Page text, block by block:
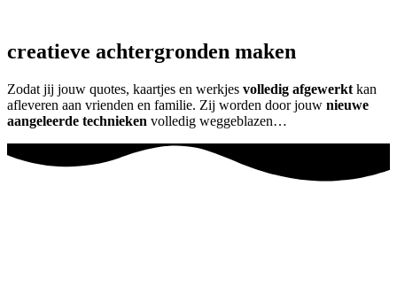
creatieve achtergronden maken
Zodat jij jouw quotes, kaartjes en werkjes volledig afgewerkt kan
afleveren aan vrienden en familie. Zij worden door jouw nieuwe
aangeleerde technieken volledig weggeblazen…